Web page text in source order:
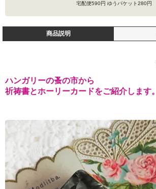
宅配便590円 ゆうパケット280円
商品説明
ハンガリーの蚤の市から
祈祷書とホーリーカードをご紹介します。